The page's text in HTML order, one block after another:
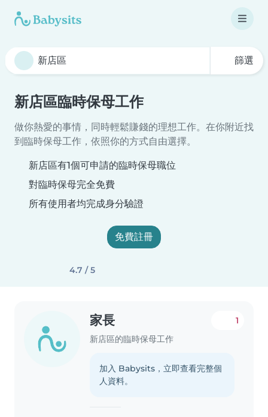
篩選
新店區臨時保母工作
做你熱愛的事情，同時輕鬆賺錢的理想工作。在你附近找
到臨時保母工作，依照你的方式自由選擇。
新店區有1個可申請的臨時保母職位
對臨時保母完全免費
所有使用者均完成身分驗證
免費註冊
4.7 / 5
家長
新店區的臨時保母工作
1
加入 Babysits，立即查看完整個
人資料。